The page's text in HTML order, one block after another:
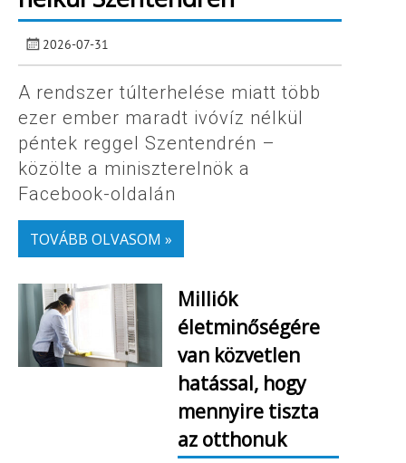
2026-07-31
A rendszer túlterhelése miatt több
ezer ember maradt ivóvíz nélkül
péntek reggel Szentendrén –
közölte a miniszterelnök a
Facebook-oldalán
TOVÁBB OLVASOM »
Milliók
életminőségére
van közvetlen
hatással, hogy
mennyire tiszta
az otthonuk